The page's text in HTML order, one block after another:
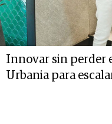
Innovar sin perder
Urbania para